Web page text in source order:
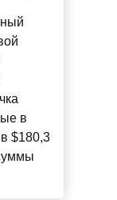
в
в $180,3